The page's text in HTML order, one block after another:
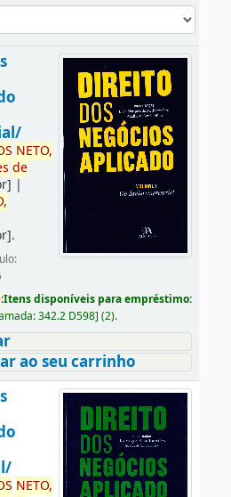
NETO,
de
|
.
:Itens disponíveis para empréstimo:
342.2 D598] (2).
ao seu carrinho
NETO,